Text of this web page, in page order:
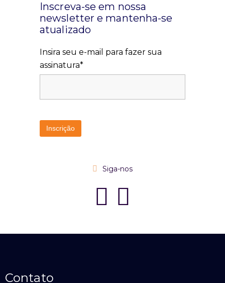
Inscreva-se em nossa
newsletter e mantenha-se
atualizado
Insira seu e-mail para fazer sua
assinatura*
Siga-nos
Contato